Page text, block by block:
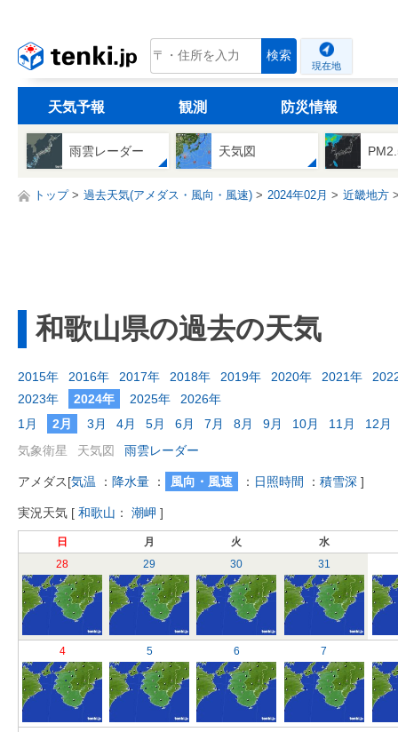
tenki.jp 検索
現在地
天気予報 観測 防災情報
雨雲レーダー 天気図
トップ 過去天気(アメダス・風向・風速) 2024年02月 近畿地方
和歌山県の過去の天気
2015年 2016年 2017年 2018年 2019年 2020年 2021年
2023年
2024年 2025年
2026年
1月
2月 3月 4月 5月 6月 7月 8月 9月 10月 11月
12月
気象衛星
天気図 雨雲レーダー
アメダス[気温 ： 降水量 ： 風向・風速 ： 日照時間 ： 積雪深 ]
実況天気 [ 和歌山 ： 潮岬 ]
日 月 火
水
28
29 30 31
4 5 6 7